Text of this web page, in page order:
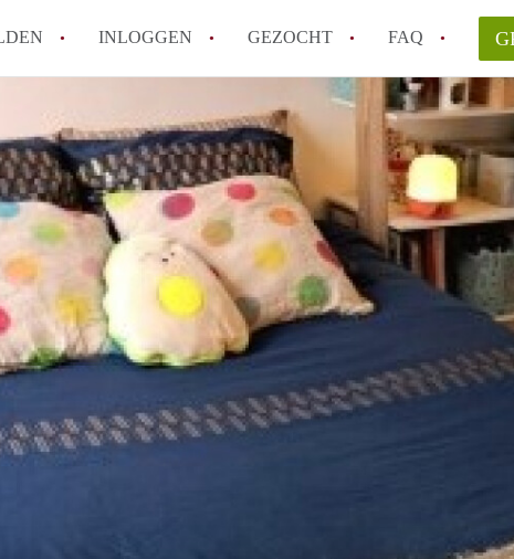
INLOGGEN GEZOCHT FAQ
Moet ik mij inschrijven bij de gemeente als ik een
Rotterdam?
Hoe groot is de kans dat ik snel een kamer vind?
Wat kost een studentenkamer gemiddeld in
In welke wijken van Rotterdam kan ik het beste
Hoe vind ik een kamer in Rotterdam?
Alle veelgestelde vragen